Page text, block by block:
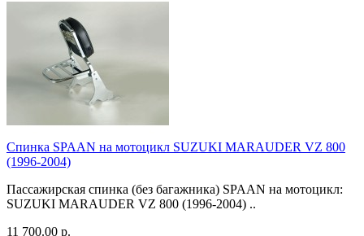
Спинка SPAAN на мотоцикл SUZUKI MARAUDER VZ 800
(1996-2004)
Пассажирская спинка (без багажника) SPAAN на мотоцикл:
SUZUKI MARAUDER VZ 800 (1996-2004) ..
11 700.00 р.